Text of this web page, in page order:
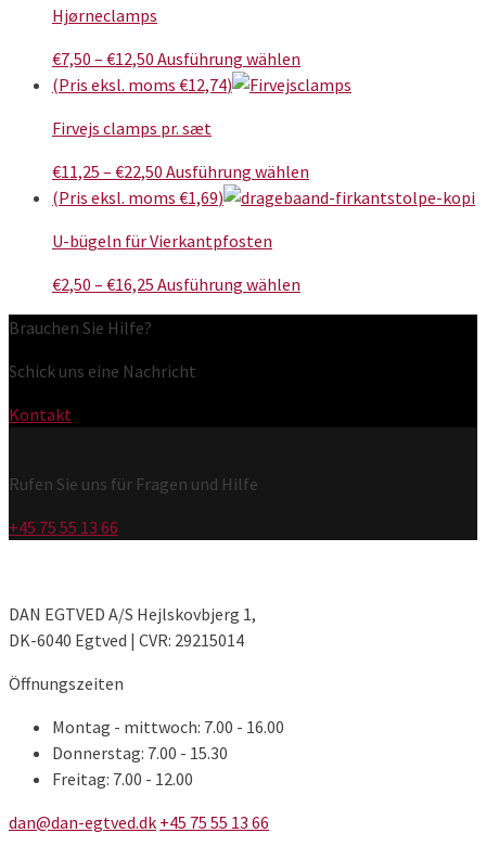
werden
auf
der
werden
€13,75
auf.
Die
auf
der
Hjørneclamps
€7,50 – €12,50 Preisspanne:
€7,50
€12,50
Ausführung wählen
Produkt
auf.
Die
auf
der
(Pris eksl. moms €12,74)
Firvejs clamps pr. sæt
€11,25 – €22,50 Preisspanne:
€11,25
€22,50
Ausführung wählen
Produkt
(Pris eksl. moms €1,69)
U-bügeln für Vierkantpfosten
€2,50 – €16,25 Preisspanne:
€16,25
Ausführung wählen
der
Brauchen Sie Hilfe?
Schick uns eine Nachricht
Kontakt
Rufen Sie uns für Fragen und Hilfe
+45 75 55 13 66
DAN EGTVED A/S Hejlskovbjerg 1,
DK-6040 Egtved | CVR: 29215014
Öffnungszeiten
Montag - mittwoch: 7.00 - 16.00
Donnerstag: 7.00 - 15.30
Freitag: 7.00 - 12.00
dan@dan-egtved.dk +45 75 55 13 66